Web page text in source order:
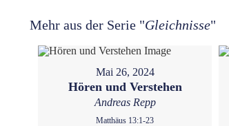
Mehr aus der Serie "Gleichnisse"
Mai 26, 2024
Hören und Verstehen
Andreas Repp
Matthäus 13:1-23